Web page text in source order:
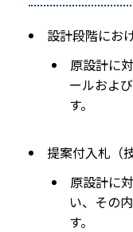
設計段階にお
原設計に
ールおよ
す。
提案付入札（
原設計に
い、その
す。